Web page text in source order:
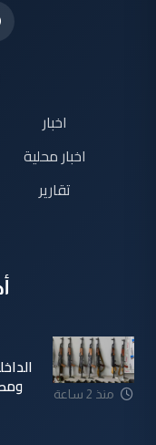
اخبار
اخبار محلية
تقارير
منذ 2 ساعة